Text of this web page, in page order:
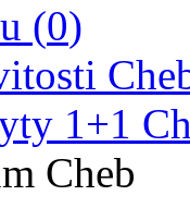
(0)
1+1
Cheb